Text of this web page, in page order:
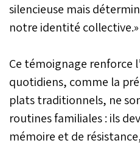
silencieuse mais
notre identité collective.»
Ce témoignage renforce
quotidiens, comme la
plats traditionnels, ne
routines familiales : ils
mémoire et de